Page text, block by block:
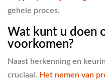
gehele proces.
Wat kunt u doen
voorkomen?
Naast herkenning en
cruciaal. Het nemen van